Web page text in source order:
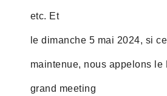
etc. Et
le dimanche 5 mai 2024, si
maintenue, nous appelons le
grand meeting